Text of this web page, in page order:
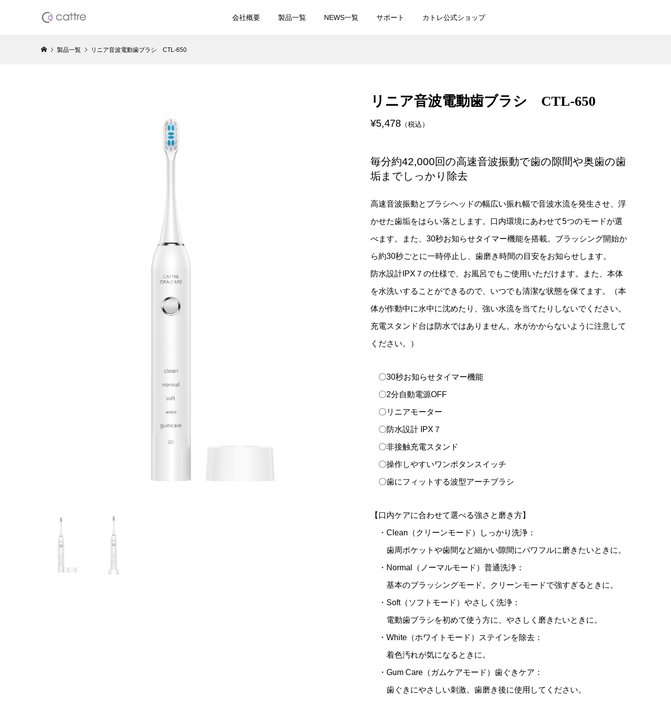
会社概要 製品一覧 NEWS一覧 サポート カトレ公式ショップ
¥11,000 （税込） ¥16,280（税込）
¥27,280（税込） ¥10,780 （税込）
USB充電式 エチケットカッ
¥4,378（税込）
NiCOHICE 多機能美肌エフェ
¥9,878 （税込）
製品一覧 リニア音波電動歯ブラシ CTL-650
リニア音波電動歯ブラシ CTL-650
¥5,478 （税込）
毎分約42,000回の高速音波振動で歯の隙間や奥歯の歯
垢までしっかり除去
高速音波振動とブラシヘッドの幅広い振れ幅で音波水流を発生させ、浮
かせた歯垢をはらい落とします。口内環境にあわせて5つのモードが選
べます。また、30秒お知らせタイマー機能を搭載。ブラッシング開始か
ら約30秒ごとに一時停止し、歯磨き時間の目安をお知らせします。
防水設計IPX７の仕様で、お風呂でもご使用いただけます。また、本体
を水洗いすることができるので、いつでも清潔な状態を保てます。（本
体が作動中に水中に沈めたり、強い水流を当てたりしないでください。
充電スタンド台は防水ではありません。水がかからないように注意して
ください。）
〇30秒お知らせタイマー機能
〇2分自動電源OFF
〇リニアモーター
〇防水設計 IPX７
〇非接触充電スタンド
〇操作しやすいワンボタンスイッチ
〇歯にフィットする波型アーチブラシ
【口内ケアに合わせて選べる強さと磨き方】
・Clean（クリーンモード）しっかり洗浄：
歯周ポケットや歯間など細かい隙間にパワフルに磨きたいときに。
・Normal（ノーマルモード）普通洗浄：
基本のブラッシングモード。クリーンモードで強すぎるときに。
・Soft（ソフトモード）やさしく洗浄：
電動歯ブラシを初めて使う方に、やさしく磨きたいときに。
・White（ホワイトモード）ステインを除去：
着色汚れが気になるときに。
・Gum Care（ガムケアモード）歯ぐきケア：
歯ぐきにやさしい刺激。歯磨き後に使用してください。